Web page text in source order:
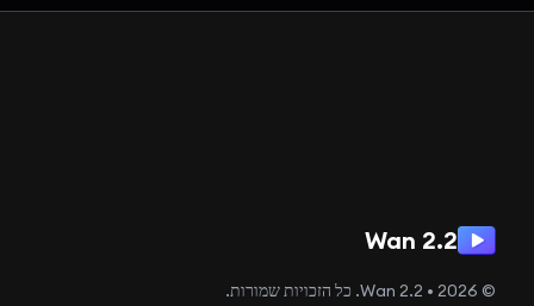
Wan 2.2
© 2026 • Wan 2.2. כל הזכויות שמורות.